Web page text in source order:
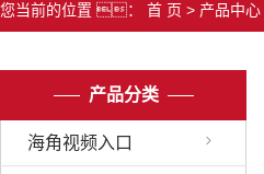
您当前的位置 ： 首 页 > 产品中心
产品分类
海角视频入口